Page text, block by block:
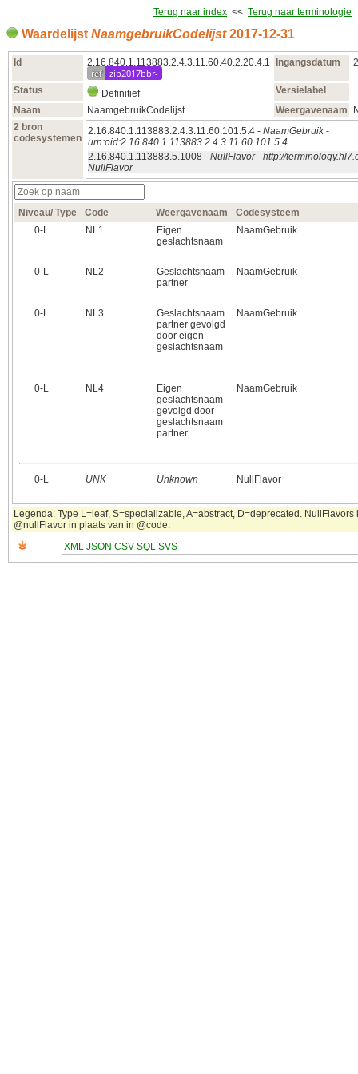
Terug naar index << Terug naar terminologie
Waardelijst NaamgebruikCodelijst2017‑12‑31
Id 2.16.840.1.113883.2.4.3.11.60.40.2.20.4.1
ref zib2017bbr-
Ingangsdatum
Status Definitief
Versielabel
Naam
NaamgebruikCodelijst Weergavenaam
2 bron
codesystemen
2.16.840.1.113883.2.4.3.11.60.101.5.4 - NaamGebruik-
urn:oid:2.16.840.1.113883.2.4.3.11.60.101.5.4
2.16.840.1.113883.5.1008 - NullFlavor- http://
NullFlavor
Niveau/ Type Code Weergavenaam
Codesysteem
0‑L
NL1
Eigen
geslachtsnaam
NaamGebruik
0‑L NL2
Geslachtsnaam
partner
NaamGebruik
0‑L NL3
Geslachtsnaam
partner gevolgd
door eigen
geslachtsnaam
NaamGebruik
0‑L NL4
Eigen
geslachtsnaam
gevolgd door
geslachtsnaam
partner
NaamGebruik
0‑L UNK Unknown NullFlavor
Legenda: Type L=leaf, S=specializable, A=abstract, D=deprecated. NullFlavors
@nullFlavor in plaats van in @code.
XML JSON CSV SQL SVS